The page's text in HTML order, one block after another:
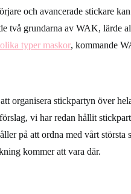
och avancerade stickare
två grundarna av WAK, lärde
olika typer maskor, kommande
organisera stickpartyn över
vi har redan hållit
på att ordna med vårt
kommer att vara där.